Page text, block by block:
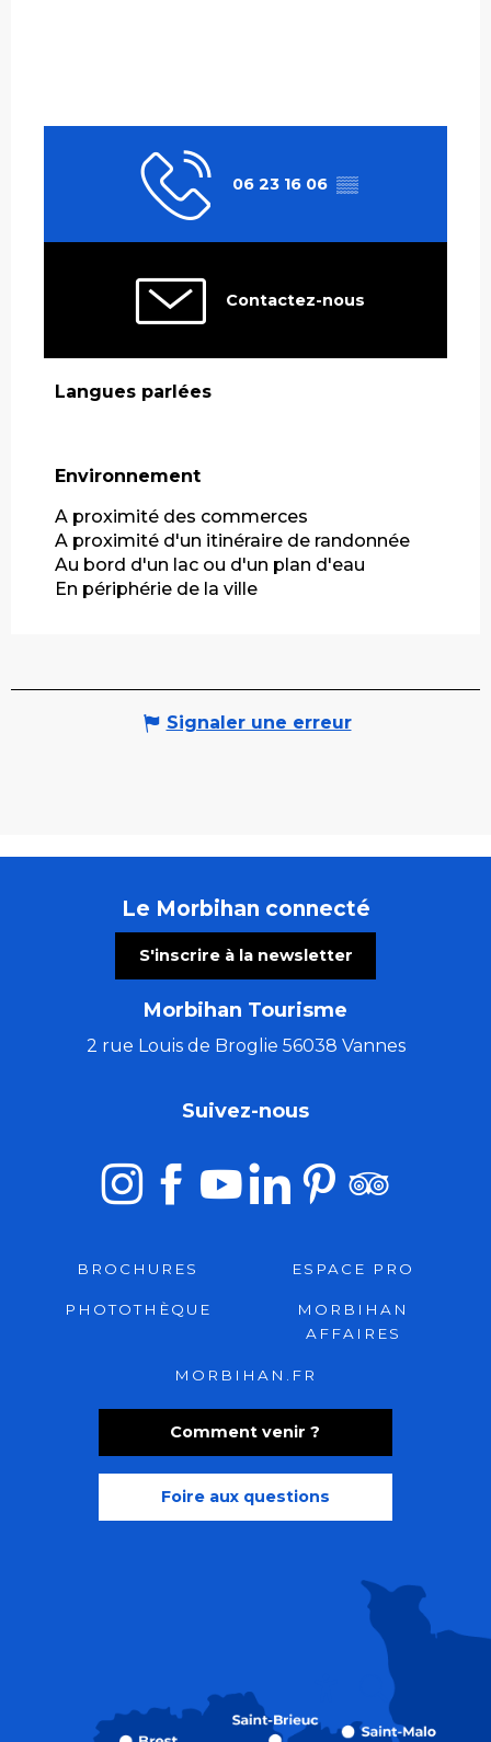
Recherche
06 23 16 06 ▒▒
Contactez-nous
Langues parlées
Langues parlées
Environnement
Environnement
A proximité des commerces
A proximité d'un itinéraire de randonnée
Au bord d'un lac ou d'un plan d'eau
En périphérie de la ville
Signaler une erreur
Le Morbihan connecté
S'inscrire à la newsletter
Morbihan Tourisme
2 rue Louis de Broglie 56038 Vannes
Comment venir ?
Foire aux questions
Suivez-nous
BROCHURES ESPACE PRO
PHOTOTHÈQUE
MORBIHAN
AFFAIRES
MORBIHAN.FR